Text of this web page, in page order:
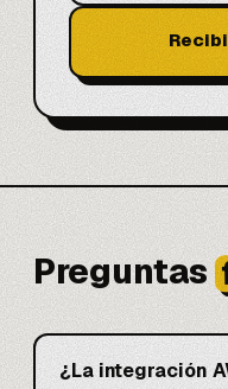
Preguntas
¿La integración